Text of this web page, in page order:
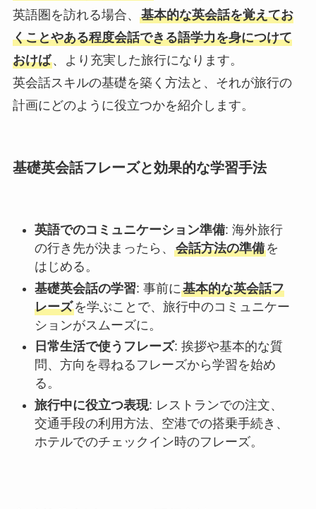
英語圏 を訪れる場合、 基本的な英会話を覚えてお
くことやある程度会話できる語学力を身につけて
おけば、より充実した旅行になります。
英会話スキルの基礎を築く方法と、それが旅行の
計画にどのように役立つかを紹介します。
基礎英会話フレーズと効果的な学習手法
英語でのコミュニケーション準備: 海外旅行
の行き先が決まったら、会話方法の準備を
はじめる。
基礎英会話の学習: 事前に基本的な英会話フ
レーズを学ぶことで、旅行中のコミュニケー
ションがスムーズに。
日常生活で使うフレーズ: 挨拶や基本的な質
問、方向を尋ねるフレーズから学習を始め
る。
旅行中に役立つ表現: レストランでの注文、
交通手段の利用方法、空港での搭乗手続き、
ホテルでのチェックイン時のフレーズ。